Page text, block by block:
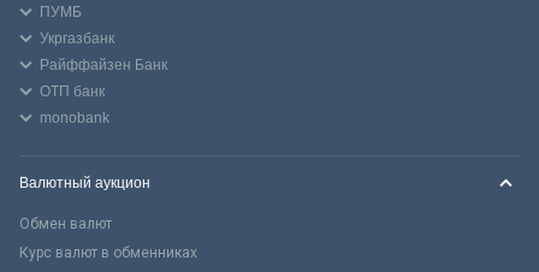
ПУМБ
Укргазбанк
Райффайзен Банк
ОТП банк
monobank
Валютный аукцион
Обмен валют
Курс валют в обменниках